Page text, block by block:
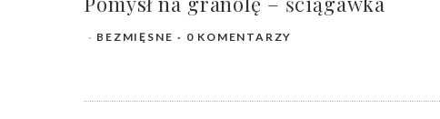
BEZMIĘSNE 0 KOMENTARZY